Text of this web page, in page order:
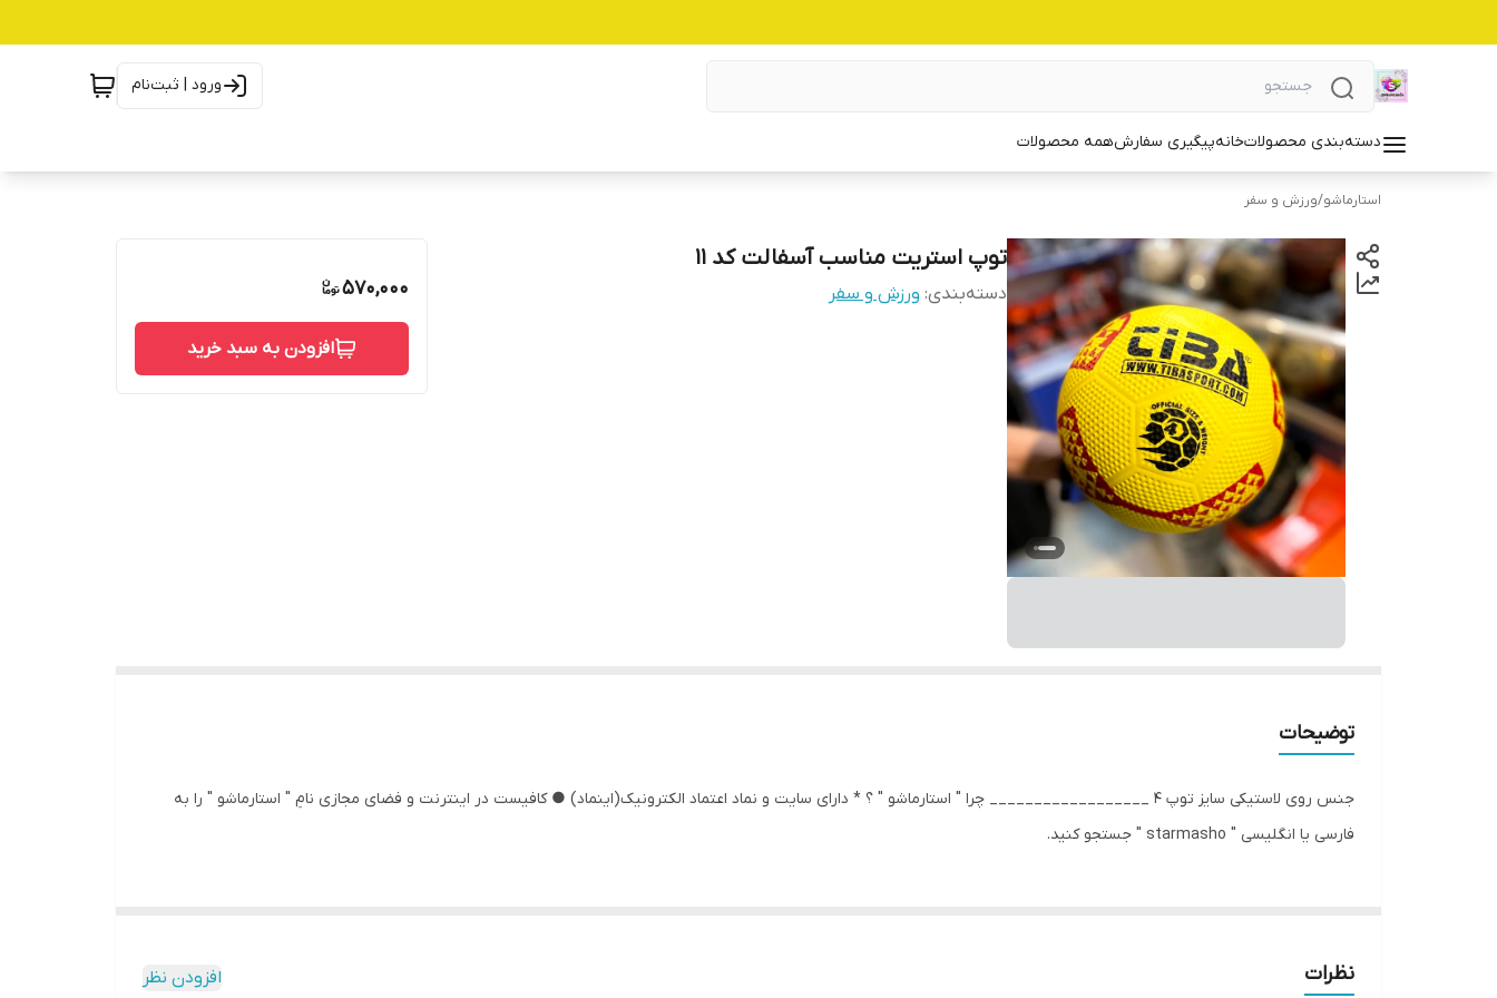
ورود | ثبت‌نام
دسته‌بندی محصولاتخانهپیگیری سفارشهمه محصولات
استارماشو/ورزش و سفر
توپ استریت مناسب آسفالت کد ۱۱
دسته‌بندی: ورزش و سفر 570,000
افزودن به سبد خرید
توضیحات
جنس روی لاستیکی سایز توپ 4 __________________ چرا " استارماشو " ؟ * دارای سایت و نماد اعتماد الکترونیک(اینماد) ● کافیست در اینترنت و فضای مجازی نامِ " استارماشو " را به
فارسی یا انگلیسی " starmasho " جستجو کنید.
نظرات افزودن نظر